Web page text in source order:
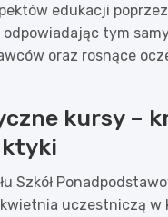
edukacji
odpowiadając tym
oraz rosnące
kursy –
Szkół
uczestniczą w